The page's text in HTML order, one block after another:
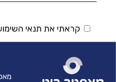
קראתי את תנאי